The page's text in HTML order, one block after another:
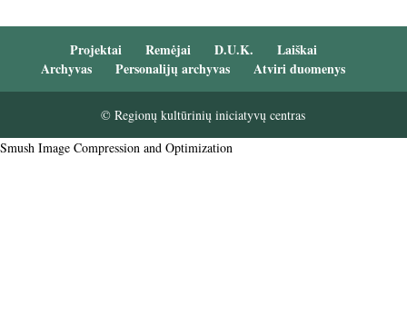
Projektai Remėjai D.U.K.
Laiškai
Archyvas
Personalijų archyvas Atviri duomenys
© Regionų kultūrinių iniciatyvų centras
Smush Image Compression and Optimization